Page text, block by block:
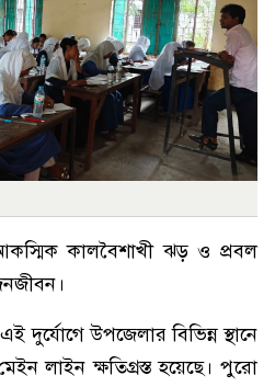
কালবৈশাখী ঝড় ও প্রবল
দুর্যোগে উপজেলার বিভিন্ন স্থানে
লাইন ক্ষতিগ্রস্ত হয়েছে। পুরো